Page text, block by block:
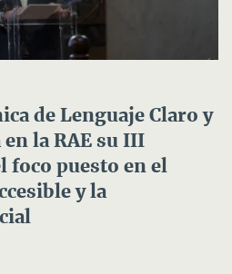
de Lenguaje Claro y
la RAE su III
foco puesto en el
y la